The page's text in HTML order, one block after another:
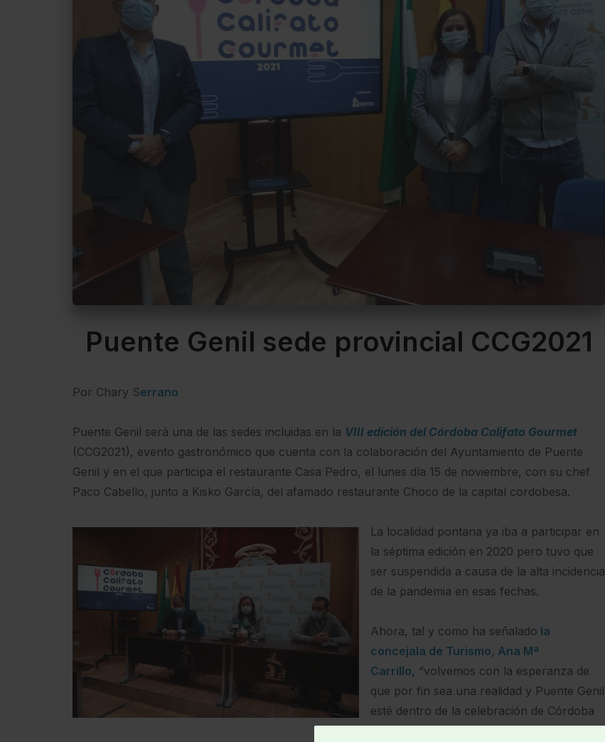
Puente Genil sede provincial CCG2021
Por Chary Serrano
Puente Genil será una de las sedes incluidas en la VIII edición del Córdoba Califato Gourmet
(CCG2021), evento gastronómico que cuenta con la colaboración del Ayuntamiento de Puente
Genil y en el que participa el restaurante Casa Pedro, el lunes día 15 de noviembre, con su chef
Paco Cabello, junto a Kisko García, del afamado restaurante Choco de la capital cordobesa.
La localidad pontana ya iba a participar en
la séptima edición en 2020 pero tuvo que
ser suspendida a causa de la alta incidencia
de la pandemia en esas fechas.
Ahora, tal y como ha señalado la
concejala de Turismo, Ana Mª
Carrillo, “volvemos con la esperanza de
que por fin sea una realidad y Puente Genil
esté dentro de la celebración de Córdoba
Califato Gourmet”, agradeciendo a la